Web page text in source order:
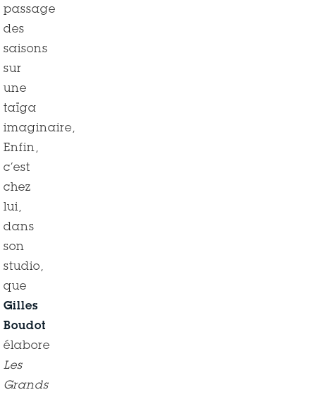
passage
des
saisons
sur
une
taïga
imaginaire,
Enfin,
c’est
chez
lui,
dans
son
studio,
que
Gilles
Boudot
élabore
Les
Grands